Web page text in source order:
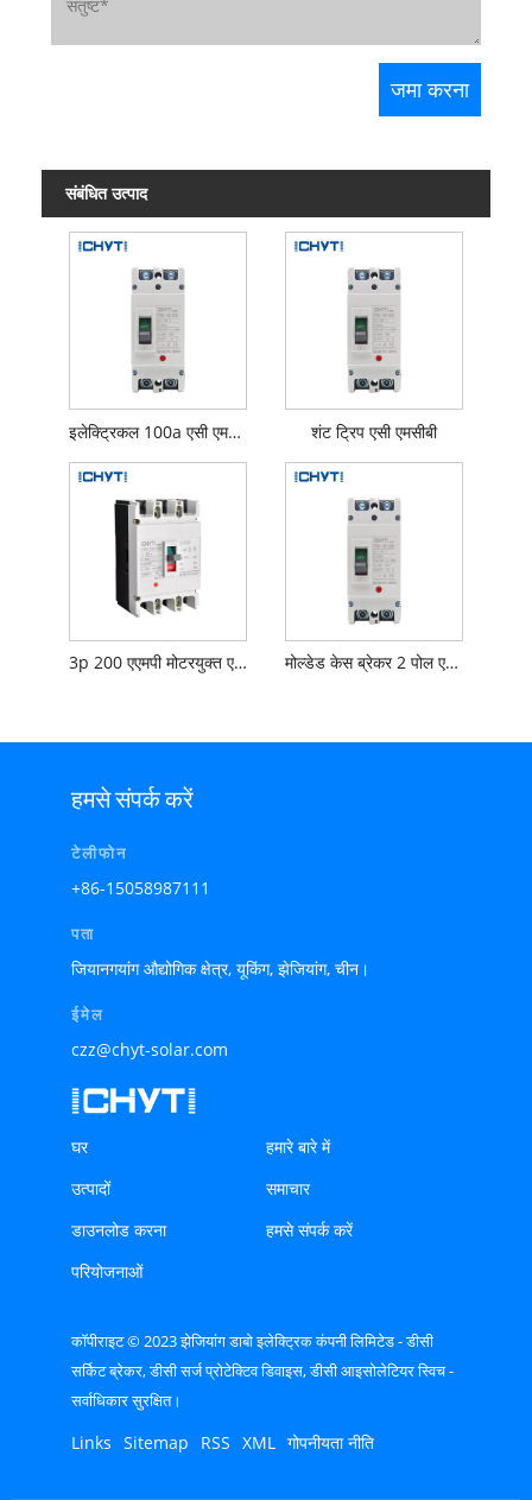
संबंधित उत्पाद
इलेक्ट्रिकल 100a एसी एमसीबी शंट ट्रिप एसी एमसीबी
3p 200 एएमपी मोटरयुक्त एसी एमसीबी मोल्डेड केस ब्रेकर 2 पोल एसी एमसीबी
हमसे संपर्क करें
टेलीफोन
+86-15058987111
पता
जियानगयांग औद्योगिक क्षेत्र, यूकिंग, झेजियांग, चीन।
ईमेल
czz@chyt-solar.com
घर
हमारे बारे में
उत्पादों
समाचार
डाउनलोड करना
हमसे संपर्क करें
परियोजनाओं
कॉपीराइट © 2023 झेजियांग डाबो इलेक्ट्रिक कंपनी लिमिटेड - डीसी
सर्किट ब्रेकर, डीसी सर्ज प्रोटेक्टिव डिवाइस, डीसी आइसोलेटियर स्विच -
सर्वाधिकार सुरक्षित।
Links Sitemap RSS XML गोपनीयता नीति